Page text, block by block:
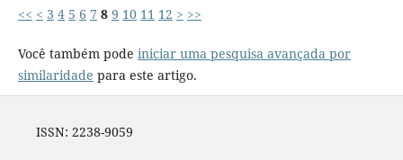
<< < 3 4 5 6 7 8 9 10 11 12 > >>
Você também pode iniciar uma pesquisa avançada por
similaridade para este artigo.
ISSN: 2238-9059